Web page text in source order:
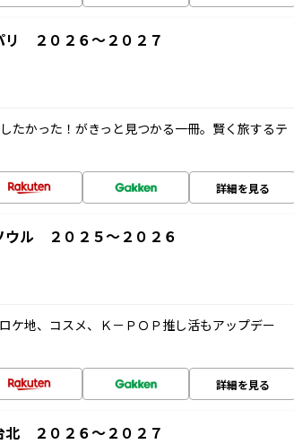
２０２６～２０２７
たかった！がきっと見つかる一冊。賢く旅するテ
詳細を見る
ル ２０２５～２０２６
ケ地、コスメ、Ｋ－ＰＯＰ推し活もアップデー
詳細を見る
２０２６～２０２７